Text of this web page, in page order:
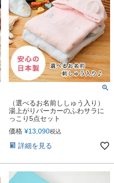
（選べるお名前ししゅう入り）
湯上がりパーカーのふわサラに
っこり5点セット
価格 ¥13,090税込
詳細を見る